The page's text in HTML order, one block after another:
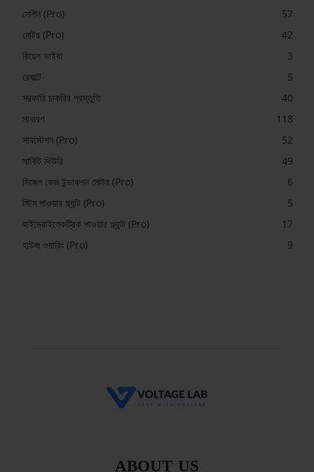
মেশিন (Pro)
57
মোটর (Pro)
42
রিয়েল ভাইবা
3
রেজাল্ট
5
সরকারি চাকরির প্রস্তুতি
40
সাধারণ
118
সাবস্টেশন (Pro)
52
সার্কিট থিউরি
49
সিঙ্গেল ফেজ ইন্ডাকশন মোটর (Pro)
6
স্টিম পাওয়ার প্ল্যান্ট (Pro)
5
হাইড্রোইলেকট্রিক পাওয়ার প্ল্যান্ট (Pro)
17
হাউজ ওয়ারিং (Pro)
9
ABOUT US